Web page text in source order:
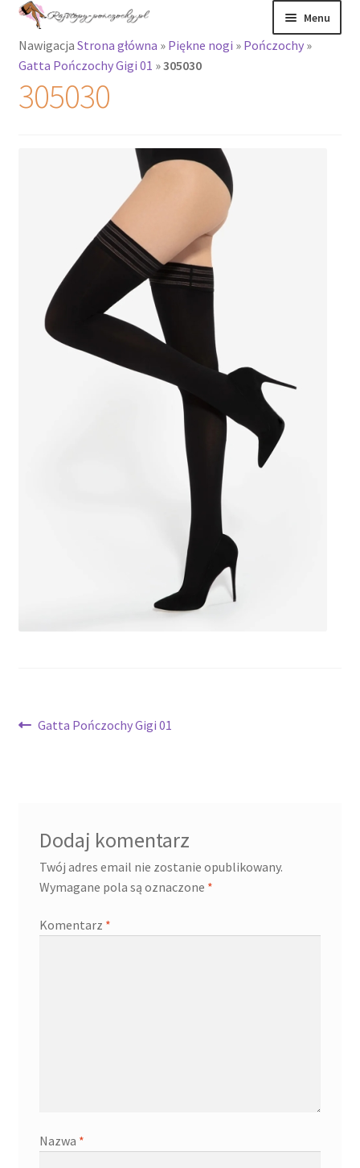
Przejdź
nawigacji
Przejdź
treści
Menu
Rajstopy
Rozwiń
menu
potomne
Rajstopy Orirose
Wszystkie
produkty
Recenzje
Rozwiń
potomne
Nawigacja Strona główna » Piękne nogi » Pończochy»
Gatta Pończochy Gigi 01 »305030
305030
Nawigacja
Poprzedni
Gatta Pończochy Gigi 01
Dodaj komentarz
Twój adres email nie zostanie opublikowany.
Wymagane pola są oznaczone *
Komentarz *
Nazwa *